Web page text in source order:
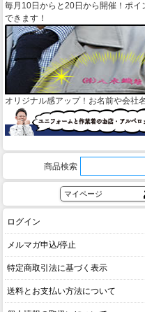
毎月10日からと20日から開催！ポ
できます！
オリジナル感アップ！お名前や会社
商品検索
マイページ
ログイン
メルマガ申込/停止
特定商取引法に基づく表示
送料とお支払い方法について